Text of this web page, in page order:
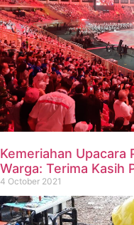
Kemeriahan Upacara
Warga: Terima Kasih
4 October 2021